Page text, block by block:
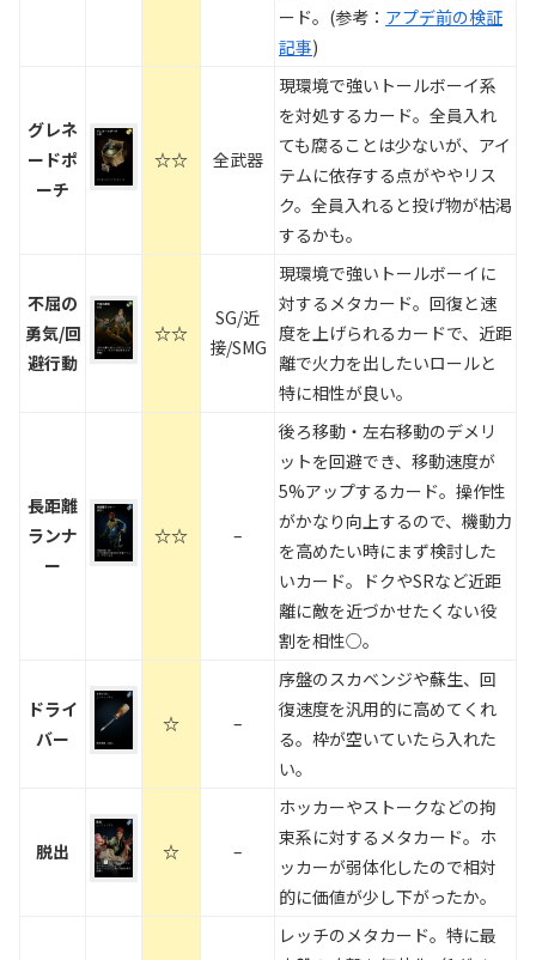
ード。(参考： アプデ前の検証
記事)
グレネ
ードポ
ーチ
☆☆ 全武器
現環境で強いトールボーイ系
を対処するカード。全員入れ
ても腐ることは少ないが、アイ
テムに依存する点がややリス
ク。全員入れると投げ物が枯渇
するかも。
不屈の
勇気/回
避行動
☆☆
SG/近
接/SMG
現環境で強いトールボーイに
対するメタカード。回復と速
度を上げられるカードで、近距
離で火力を出したいロールと
特に相性が良い。
長距離
ランナ
ー
☆☆ –
後ろ移動・左右移動のデメリ
ットを回避でき、移動速度が
5%アップするカード。操作性
がかなり向上するので、機動力
を高めたい時にまず検討した
いカード。ドクやSRなど近距
離に敵を近づかせたくない役
割を相性○。
ドライ
バー
☆ –
序盤のスカベンジや蘇生、回
復速度を汎用的に高めてくれ
る。枠が空いていたら入れた
い。
脱出 ☆ –
ホッカーやストークなどの拘
束系に対するメタカード。ホ
ッカーが弱体化したので相対
的に価値が少し下がったか。
レッチのメタカード。特に最